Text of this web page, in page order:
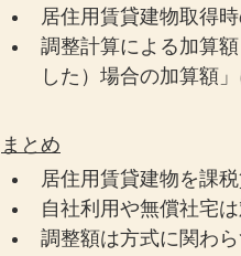
居住用賃貸建物取得
調整計算による加算
した）場合の加算額
まとめ
居住用賃貸建物を課
自社利用や無償社宅
調整額は方式に関わ